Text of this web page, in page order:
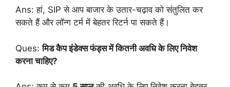
Ans: हां, SIP से आप बाजार के उतार-चढ़ाव को संतुलित कर
सकते हैं और लॉन्ग टर्म में बेहतर रिटर्न पा सकते हैं।
Ques:मिड कैप इंडेक्स फंड्स में कितनी अवधि के लिए निवेश
करना चाहिए?